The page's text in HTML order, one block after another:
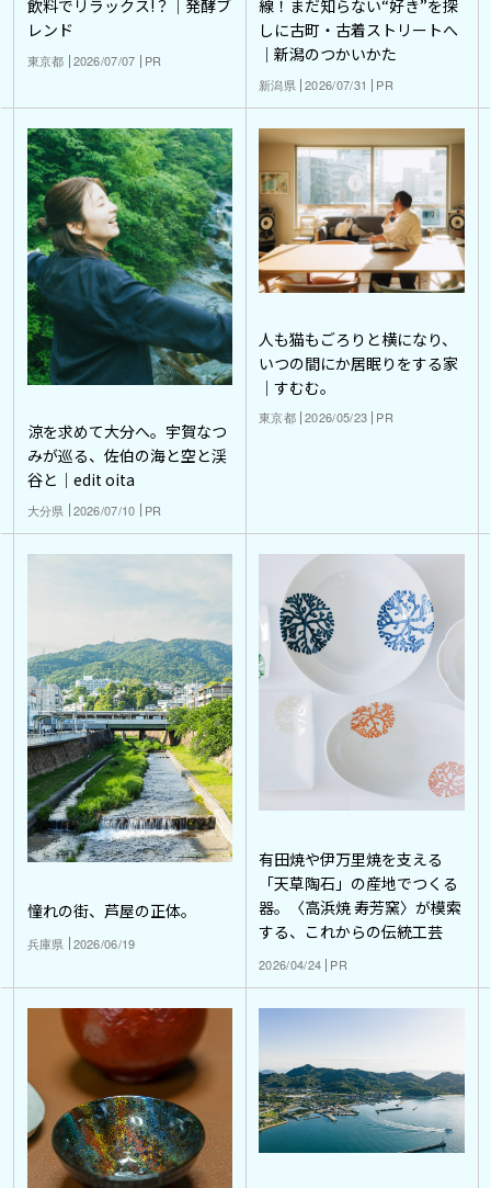
飲料でリラックス!？｜発酵ブ
レンド
東京都 2026/07/07 PR
線！まだ知らない“好き”を探
しに古町・古着ストリートへ
｜新潟のつかいかた
新潟県 2026/07/31 PR
涼を求めて大分へ。宇賀なつ
みが巡る、佐伯の海と空と渓
谷と｜edit oita
大分県 2026/07/10 PR
人も猫もごろりと横になり、
いつの間にか居眠りをする家
｜すむむ。
東京都 2026/05/23 PR
憧れの街、芦屋の正体。
兵庫県 2026/06/19
有田焼や伊万里焼を支える
「天草陶石」の産地でつくる
器。〈高浜焼 寿芳窯〉が模索
する、これからの伝統工芸
2026/04/24 PR